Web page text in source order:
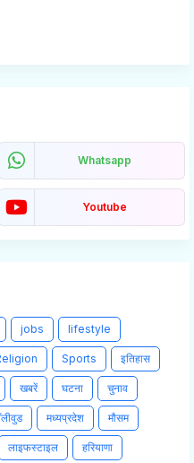
Whatsapp
Youtube
jobs lifestyle
Sports इतिहास
खबरें घटना चुनाव
मध्यप्रदेश मौसम
लाइफस्टाइल हरियाणा